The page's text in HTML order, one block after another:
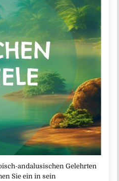
andalusischen Gelehrten
Sie ein in sein